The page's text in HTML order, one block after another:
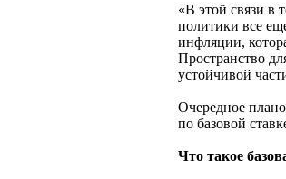
«В этой связи в
политики все
инфляции,
Пространство
устойчивой
Очередное
по базовой
Что такое